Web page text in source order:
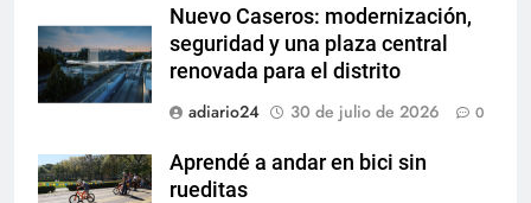
Nuevo Caseros: modernización,
seguridad y una plaza central
renovada para el distrito
adiario24
30 de julio de 2026 0
Aprendé a andar en bici sin
rueditas